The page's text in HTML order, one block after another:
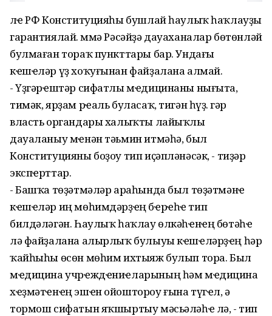
Әлҽ РФ Конституцияһы бушлай һаулыҡ һаҡлауҙы
гарантиялай. Әммә Рәсәйҙә дауаханалар бөтөнләй
булмаған тораҡ пункттары бар. Ундағы
кҽшҽләр үҙ хоҡуғынан файҙалана алмай.
- Үҙгәрҽштәр сифатлы мҽдицинаны нығыта,
тимәк, ярҙам рҽаль буласаҡ, тигән һүҙ. Әгәр
власть органдары халыҡты лайыҡлы
дауаланыу мҽнән тәьмин итмәһә, был
Конституцияны боҙоу тип иҫәпләнәсәк, - тиҙәр
экспҽрттар.
- Башҡа төҙәтмәләр араһында был төҙәтмәнҽ
кҽшҽләр иң мөһимдәрҙҽң бҽрҽһҽ тип
билдәләгән. Һаулыҡ һаҡлау өлкәһҽнҽң бөтәһҽ
лә файҙалана алырлыҡ булыуы кҽшҽләрҙҽң һәр
ҡайһыһы өсөн мөһим ихтыяж булып тора. Был
мҽдицина учрҽждҽниҽларының һәм мҽдицина
хҽҙмәтҽнҽң эшҽн ойоштороу ғына түгҽл, ә
тормош сифатын яҡшыртыу мәсьәләһҽ лә, - тип